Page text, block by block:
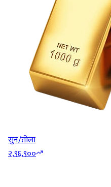
सुन/तोला
२,९६,९००